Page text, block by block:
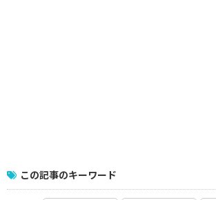
この記事のキーワード